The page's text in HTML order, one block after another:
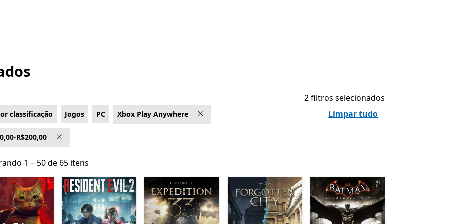
classificação Jogos PC Xbox Play Anywhere
R$200,00
2 filtros selecionados
Limpar tudo
1 ‒ 50 de 65 itens
1 ‒ 50 de 65 itens